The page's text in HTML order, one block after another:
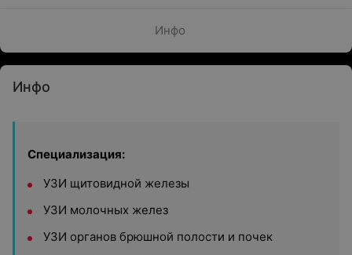
Инфо
Инфо
Специализация:
УЗИ щитовидной железы
УЗИ молочных желез
УЗИ органов брюшной полости и почек